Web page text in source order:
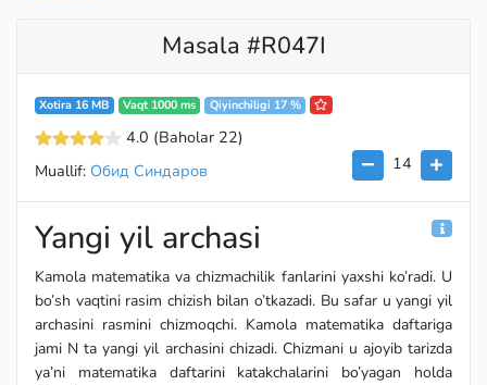
Masala #R047I
Xotira 16 MB Vaqt 1000 ms Qiyinchiligi 17 %
4.0 (Baholar 22)
14
Muallif: Обид Синдаров
Yangi yil archasi
Kamola matematika va chizmachilik fanlarini yaxshi ko’radi. U
bo’sh vaqtini rasim chizish bilan o’tkazadi. Bu safar u yangi yil
archasini rasmini chizmoqchi. Kamola matematika daftariga
jami N ta yangi yil archasini chizadi. Chizmani u ajoyib tarizda
ya’ni matematika daftarini katakchalarini bo’yagan holda